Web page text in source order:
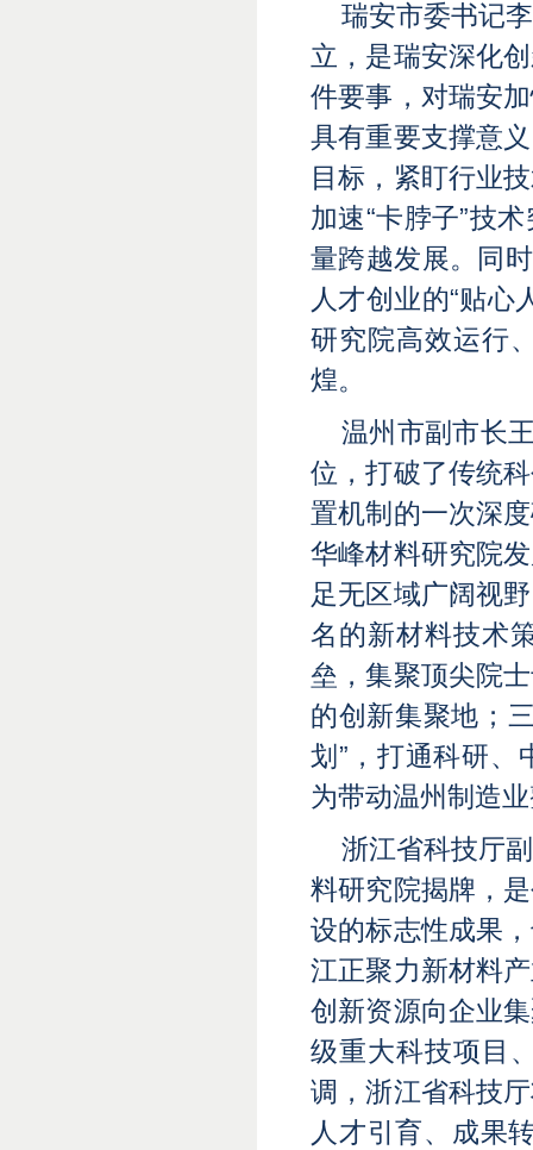
瑞安市委书记
立，是瑞安深化
件要事，对瑞安
具有重要支撑意
目标，紧盯行业
加速“卡脖子”技
量跨越发展。同
人才创业的“贴心
研究院高效运行
煌。
温州市副市长
位，打破了传统
置机制的一次深
华峰材料研究院
足无区域广阔视
名的新材料技术
垒，集聚顶尖院
的创新集聚地；
划”，打通科研、
为带动温州制造
浙江省科技厅
料研究院揭牌，
设的标志性成果
江正聚力新材料
创新资源向企业
级重大科技项目
调，浙江省科技
人才引育、成果